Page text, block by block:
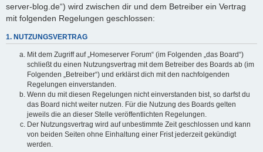
server-blog.de“) wird zwischen dir und dem Betreiber ein Vertrag
mit folgenden Regelungen geschlossen:
1. NUTZUNGSVERTRAG
Mit dem Zugriff auf „Homeserver Forum“ (im Folgenden „das Board“)
schließt du einen Nutzungsvertrag mit dem Betreiber des Boards ab (im
Folgenden „Betreiber“) und erklärst dich mit den nachfolgenden
Regelungen einverstanden.
Wenn du mit diesen Regelungen nicht einverstanden bist, so darfst du
das Board nicht weiter nutzen. Für die Nutzung des Boards gelten
jeweils die an dieser Stelle veröffentlichten Regelungen.
Der Nutzungsvertrag wird auf unbestimmte Zeit geschlossen und kann
von beiden Seiten ohne Einhaltung einer Frist jederzeit gekündigt
werden.